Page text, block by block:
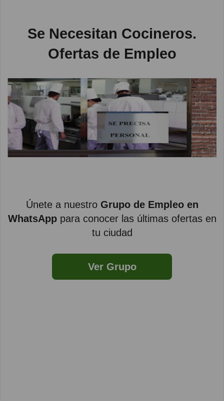
Se Necesitan Cocineros.
Ofertas de Empleo
Únete a nuestro Grupo de Empleo en
WhatsApppara conocer las últimas ofertas en
tu ciudad
Ver Grupo